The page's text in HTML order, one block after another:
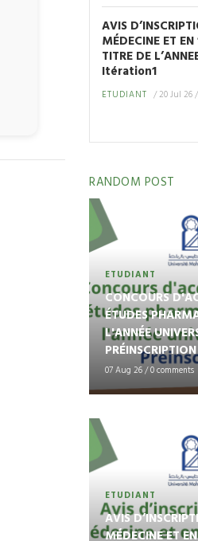
AVIS
MÉDECINE ET
TITRE DE
Itération1
ETUDIANT /20 Jul 26/
RANDOM POST
ETUDIANT
CONCOURS
ÉTUDES
L'ANNÉE
07 Aug 26/0 comments
ETUDIANT
AVIS
MÉDECINE ET